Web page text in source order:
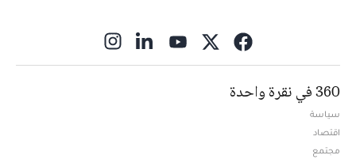
360 في نقرة واحدة
سياسة
اقتصاد
مجتمع